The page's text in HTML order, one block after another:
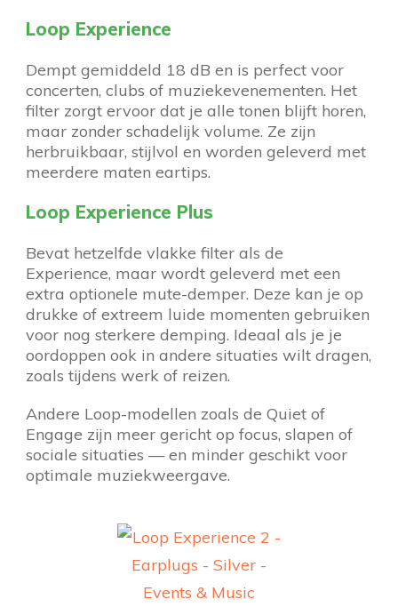
Loop Experience
Dempt gemiddeld 18 dB en is perfect voor
concerten, clubs of muziekevenementen. Het
filter zorgt ervoor dat je alle tonen blijft horen,
maar zonder schadelijk volume. Ze zijn
herbruikbaar, stijlvol en worden geleverd met
meerdere maten eartips.
Loop Experience Plus
Bevat hetzelfde vlakke filter als de
Experience, maar wordt geleverd met een
extra optionele mute-demper. Deze kan je op
drukke of extreem luide momenten gebruiken
voor nog sterkere demping. Ideaal als je je
oordoppen ook in andere situaties wilt dragen,
zoals tijdens werk of reizen.
Andere Loop-modellen zoals de Quiet of
Engage zijn meer gericht op focus, slapen of
sociale situaties — en minder geschikt voor
optimale muziekweergave.